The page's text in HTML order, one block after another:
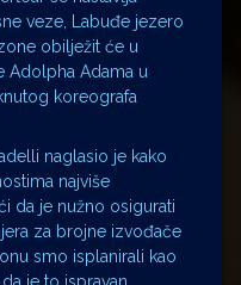
veze, Labuđe jezero
obilježit će u
Adolpha Adama u
koreografa
naglasio je kako
najviše
da je nužno osigurati
za brojne izvođače
smo isplanirali kao